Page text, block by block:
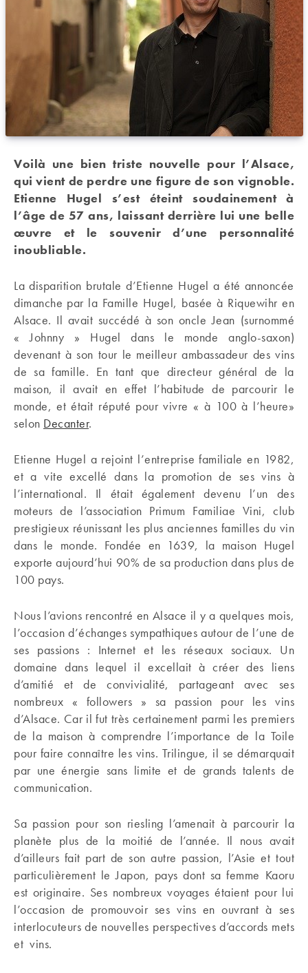
Voilà une bien triste nouvelle pour l’Alsace,
qui vient de perdre une figure de son vignoble.
Etienne Hugel s’est éteint soudainement à
l’âge de 57 ans, laissant derrière lui une belle
œuvre et le souvenir d’une personnalité
inoubliable.
La disparition brutale d’Etienne Hugel a été annoncée
dimanche par la Famille Hugel, basée à Riquewihr en
Alsace. Il avait succédé à son oncle Jean (surnommé
« Johnny » Hugel dans le monde anglo-saxon)
devenant à son tour le meilleur ambassadeur des vins
de sa famille. En tant que directeur général de la
maison, il avait en effet l’habitude de parcourir le
monde, et était réputé pour vivre « à 100 à l’heure»
selon Decanter.
Etienne Hugel a rejoint l’entreprise familiale en 1982,
et a vite excellé dans la promotion de ses vins à
l’international. Il était également devenu l’un des
moteurs de l’association Primum Familiae Vini, club
prestigieux réunissant les plus anciennes familles du vin
dans le monde. Fondée en 1639, la maison Hugel
exporte aujourd’hui 90% de sa production dans plus de
100 pays.
Nous l’avions rencontré en Alsace il y a quelques mois,
l’occasion d’échanges sympathiques autour de l’une de
ses passions : Internet et les réseaux sociaux. Un
domaine dans lequel il excellait à créer des liens
d’amitié et de convivialité, partageant avec ses
nombreux « followers » sa passion pour les vins
d’Alsace. Car il fut très certainement parmi les premiers
de la maison à comprendre l’importance de la Toile
pour faire connaître les vins. Trilingue, il se démarquait
par une énergie sans limite et de grands talents de
communication.
Sa passion pour son riesling l’amenait à parcourir la
planète plus de la moitié de l’année. Il nous avait
d’ailleurs fait part de son autre passion, l’Asie et tout
particulièrement le Japon, pays dont sa femme Kaoru
est originaire. Ses nombreux voyages étaient pour lui
l’occasion de promouvoir ses vins en ouvrant à ses
interlocuteurs de nouvelles perspectives d’accords mets
et vins.